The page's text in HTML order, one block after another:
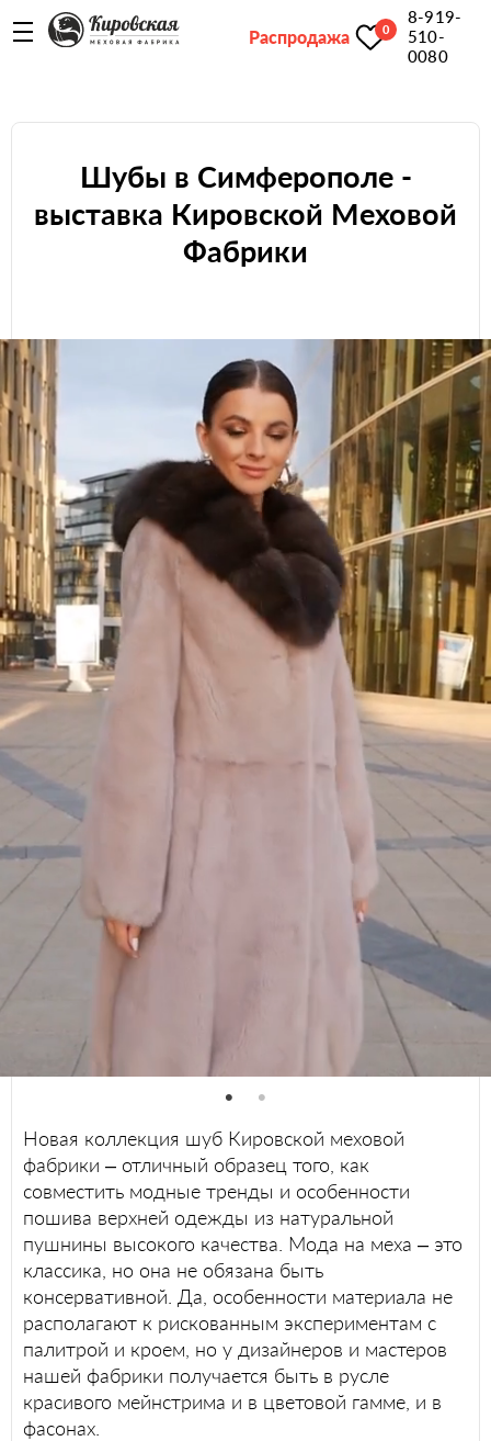
Распродажа 0
8-919-
510-
0080
Шубы в Симферополе -
выставка Кировской Меховой
Фабрики
Новая коллекция шуб Кировской меховой
фабрики – отличный образец того, как
совместить модные тренды и особенности
пошива верхней одежды из натуральной
пушнины высокого качества. Мода на меха – это
классика, но она не обязана быть
консервативной. Да, особенности материала не
располагают к рискованным экспериментам с
палитрой и кроем, но у дизайнеров и мастеров
нашей фабрики получается быть в русле
красивого мейнстрима и в цветовой гамме, и в
фасонах.